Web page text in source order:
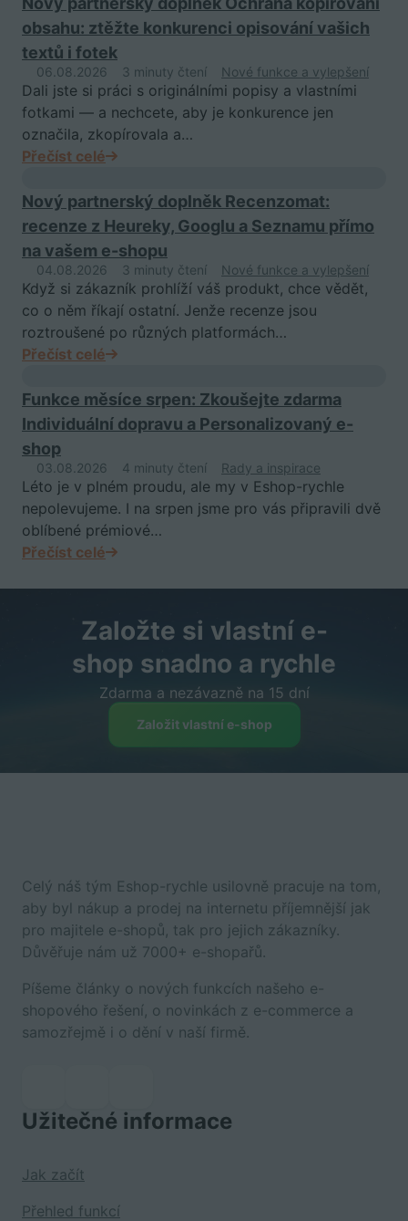
obsahu: ztěžte konkurenci opisování vašich
textů i fotek
06.08.2026 3 minuty čtení Nové funkce a vylepšení
Dali jste si práci s originálními popisy a vlastními
fotkami — a nechcete, aby je konkurence jen
označila, zkopírovala a…
Přečíst celé
Nový partnerský doplněk Recenzomat:
recenze z Heureky, Googlu a Seznamu přímo
na vašem e-shopu
04.08.2026 3 minuty čtení Nové funkce a vylepšení
Když si zákazník prohlíží váš produkt, chce vědět,
co o něm říkají ostatní. Jenže recenze jsou
roztroušené po různých platformách…
Přečíst celé
Funkce měsíce srpen: Zkoušejte zdarma
Individuální dopravu a Personalizovaný e-
shop
03.08.2026 4 minuty čtení Rady a inspirace
Léto je v plném proudu, ale my v Eshop-rychle
nepolevujeme. I na srpen jsme pro vás připravili dvě
oblíbené prémiové…
Přečíst celé
Založte si vlastní e-
shop snadno a rychle
Zdarma a nezávazně na 15 dní
Založit vlastní e-shop
Celý náš tým Eshop-rychle usilovně pracuje na tom,
aby byl nákup a prodej na internetu příjemnější jak
pro majitele e-shopů, tak pro jejich zákazníky.
Důvěřuje nám už 7000+ e-shopařů.
Píšeme články o nových funkcích našeho e-
shopového řešení, o novinkách z e-commerce a
samozřejmě i o dění v naší firmě.
Užitečné informace
Jak začít
Přehled funkcí